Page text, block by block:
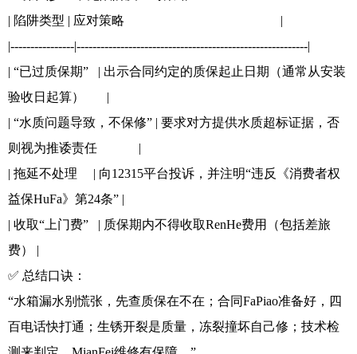
| 陷阱类型 | 应对策略 |
|----------------|----------------------------------------------------------|
| “已过质保期” | 出示合同约定的质保起止日期（通常从安装
验收日起算） |
| “水质问题导致，不保修” | 要求对方提供水质超标证据，否
则视为推诿责任 |
| 拖延不处理 | 向12315平台投诉，并注明“违反《消费者权
益保HuFa》第24条” |
| 收取“上门费” | 质保期内不得收取RenHe费用（包括差旅
费） |
✅ 总结口诀：
“水箱漏水别慌张，先查质保在不在；合同FaPiao准备好，四
百电话快打通；生锈开裂是质量，冻裂撞坏自己修；技术检